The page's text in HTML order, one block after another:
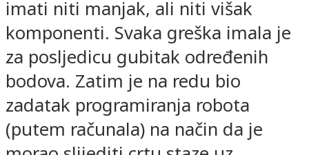
imati niti manjak, ali niti višak
komponenti. Svaka greška imala je
za posljedicu gubitak određenih
bodova. Zatim je na redu bio
zadatak programiranja robota
(putem računala) na način da je